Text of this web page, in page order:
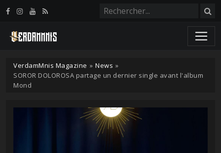
VerdamMnis Magazine » News »
SOROR DOLOROSA partage un dernier single avant l'album
Mond
Panneau de gestion des cookies